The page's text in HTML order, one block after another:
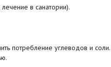
в санатории).
потребление углеводов и